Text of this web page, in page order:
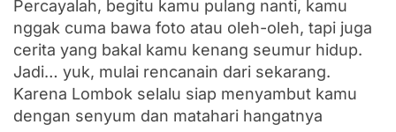
Percayalah, begitu kamu pulang nanti, kamu
nggak cuma bawa foto atau oleh-oleh, tapi juga
cerita yang bakal kamu kenang seumur hidup.
Jadi… yuk, mulai rencanain dari sekarang.
Karena Lombok selalu siap menyambut kamu
dengan senyum dan matahari hangatnya